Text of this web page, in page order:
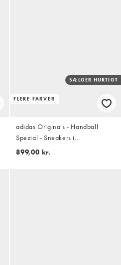
FLERE FARVER
SÆLGER HURTIGT
adidas Originals - Handball
Spezial - Sneakers i
grålilla/lyserød
899,00 kr.